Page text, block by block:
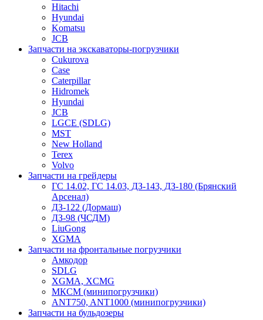
Hitachi
Hyundai
Komatsu
JCB
Запчасти на экскаваторы-погрузчики
Cukurova
Case
Caterpillar
Hidromek
Hyundai
JCB
LGCE (SDLG)
MST
New Holland
Terex
Volvo
Запчасти на грейдеры
ГС 14.02, ГС 14.03, ДЗ-143, ДЗ-180 (Брянский
Арсенал)
ДЗ-122 (Дормаш)
ДЗ-98 (ЧСДМ)
LiuGong
XGMA
Запчасти на фронтальные погрузчики
Амкодор
SDLG
XGMA, XCMG
МКСМ (минипогрузчики)
ANT750, ANT1000 (минипогрузчики)
Запчасти на бульдозеры